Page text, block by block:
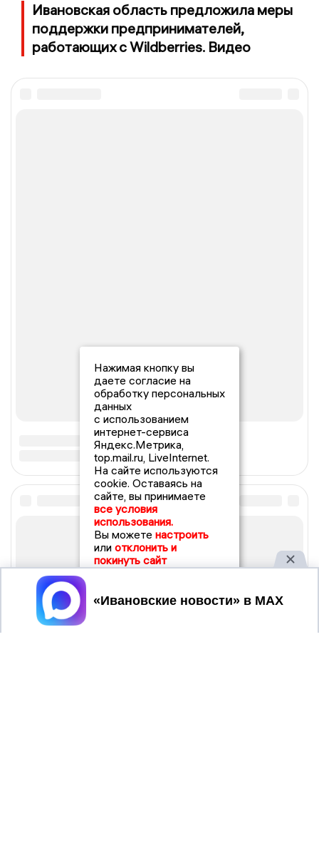
Ивановская область предложила меры
поддержки предпринимателей,
работающих с Wildberries. Видео
Нажимая кнопку вы
даете согласие на
обработку персональных
данных
с использованием
интернет-сервиса
Яндекс.Метрика,
top.mail.ru, LiveInternet.
На сайте используются
cookie. Оставаясь на
сайте, вы принимаете
все условия
использования.
Вы можете настроить
или отклонить и
покинуть сайт
Принять